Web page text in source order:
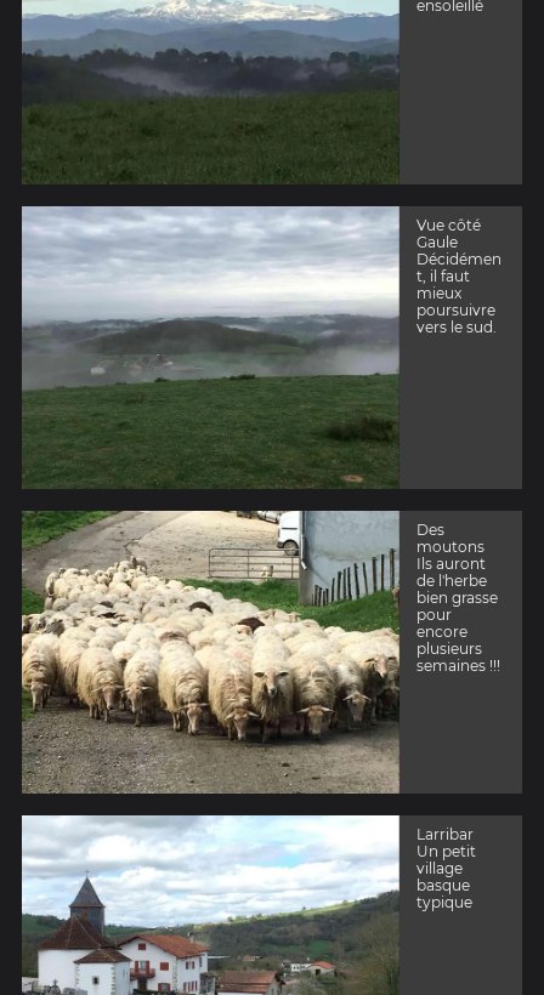
ensoleillé
Vue côté
Gaule
Décidémen
t, il faut
mieux
poursuivre
vers le sud.
Des
moutons
Ils auront
de l'herbe
bien grasse
pour
encore
plusieurs
semaines !!!
Larribar
Un petit
village
basque
typique